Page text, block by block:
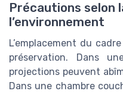
Précautions selon
l’environnement
L’emplacement du
préservation. Dans
projections peuvent
Dans une chambre